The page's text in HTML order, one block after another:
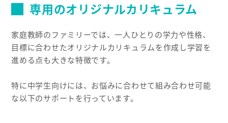
専用のオリジナルカリキュラム
家庭教師のファミリーでは、一人ひとりの学力や性格、
目標に合わせたオリジナルカリキュラムを作成し学習を
進める点も大きな特徴です。
特に中学生向けには、お悩みに合わせて組み合わせ可能
な以下のサポートを行っています。